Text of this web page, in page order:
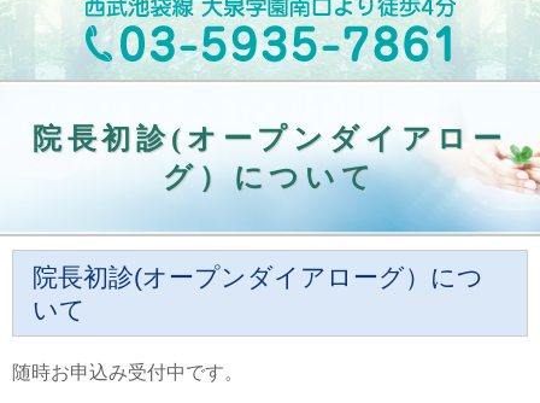
院長初診(オープンダイアロー
グ）について
院長初診(オープンダイアローグ）につ
いて
随時お申込み受付中です。